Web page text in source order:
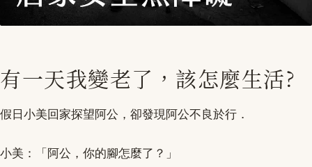
有一天我變老了，該怎麼生活?
假日小美回家探望阿公，卻發現阿公不良於行．
小美：「阿公，你的腳怎麼了？」